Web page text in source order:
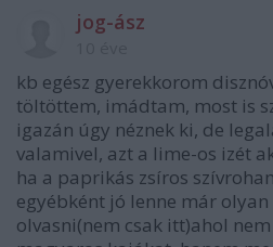
jog-ász
kb egész gyerekkorom
töltöttem, imádtam, most is
igazán úgy néznek ki, de
valamivel, azt a lime-os izét
ha a paprikás zsíros
egyébként jó lenne már
olvasni(nem csak itt)ahol